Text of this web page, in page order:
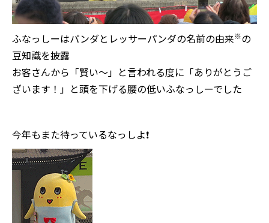
ふなっしーはパンダとレッサーパンダの名前の由来※の
豆知識を披露
お客さんから「賢い～」と言われる度に「ありがとうご
ざいます！」と頭を下げる腰の低いふなっしーでした
今年もまた待っているなっしよ❗